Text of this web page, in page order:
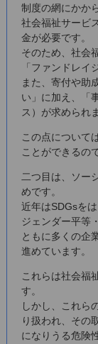
制度の網にかか
社会福祉サービ
金が必要です。
そのため、社会
「ファンドレイ
また、寄付や助
い」に加え、「
ス）が求められ
この点について
ことができるの
二つ目は、ソー
めです。
近年はSDGsを
ジェンダー平等
ともに多くの企
進めています。
これらは社会福
す。
しかし、これら
り扱われ、その
になりうる危険